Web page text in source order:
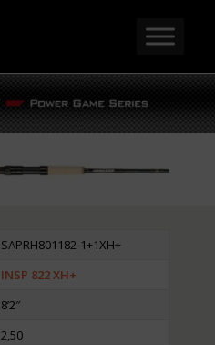
SAPRH801182-1+1XH+
INSP 822 XH+
8’2″
2,50